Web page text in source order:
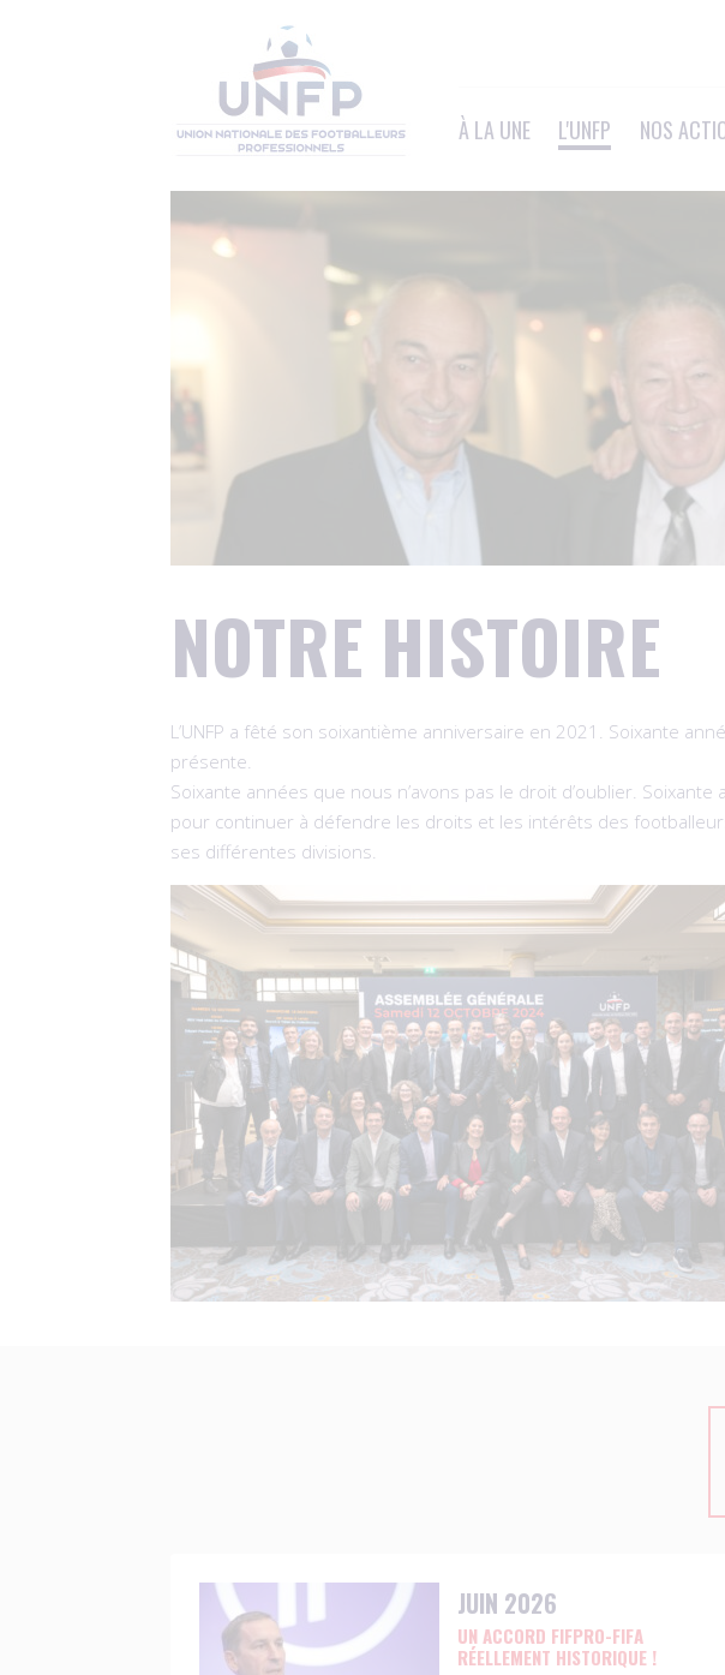
À LA UNE L'UNFP NOS
NOTRE HISTOIRE
L’UNFP a fêté son soixantième anniversaire en 2021. Soixante
présente.
Soixante années que nous n’avons pas le droit d’oublier.
pour continuer à défendre les droits et les intérêts des
ses différentes divisions.
JUIN 2026
UN ACCORD FIFPRO-FIFA
RÉELLEMENT HISTORIQUE !